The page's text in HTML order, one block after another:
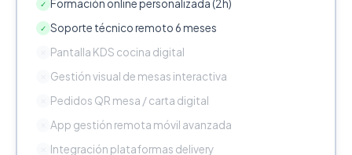
✓ Formación online personalizada (2h)
✓ Soporte técnico remoto 6 meses
Pantalla KDS cocina digital
Gestión visual de mesas interactiva
Pedidos QR mesa / carta digital
App gestión remota móvil avanzada
Integración plataformas delivery